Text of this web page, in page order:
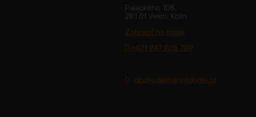
Palackého 108,
281 01 Velim, Kolín
Zobraziť na mape
+421 947 905 789
obchod@marveldomy.cz